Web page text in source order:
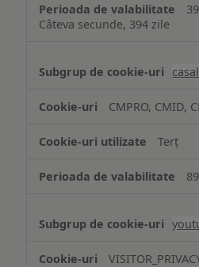
Câteva secunde, 394 zile
CMPRO, CMID,
Terț